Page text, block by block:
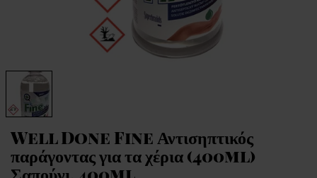
Well Done Fine Αντισηπτικός
παράγοντας για τα χέρια (400ml)